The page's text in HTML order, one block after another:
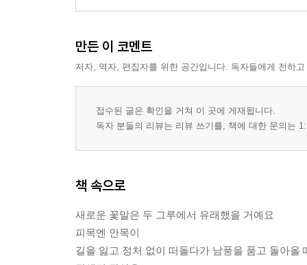
단초 60
우스꽝스러운 빨강 62
도도새 퇴화설 68
앞사람은 비키지 않는다 70
꽃들의 시차 72
납작한 모자 79
0을 굴리면 81
마의 구간 84
만든 이 코멘트
저자, 역자, 편집자를 위한 공간입니다. 독자들에게 전하
접수된 글은 확인을 거쳐 이 곳에 게재됩니다.
독자 분들의 리뷰는 리뷰 쓰기를, 책에 대한 문의는
책 속으로
새로운 꽃말은 두 그루에서 유래했을 거예요
피목엔 안목이
길을 잃고 정처 없이 떠돌다가 남풍을 품고 돌아올